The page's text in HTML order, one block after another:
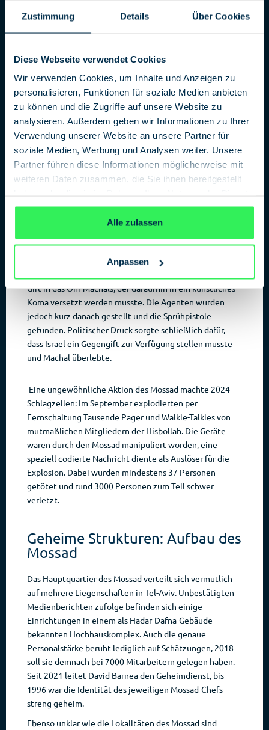
Zustimmung Details Über Cookies
Diese Webseite verwendet Cookies
Wir verwenden Cookies, um Inhalte und Anzeigen zu
personalisieren, Funktionen für soziale Medien anbieten
zu können und die Zugriffe auf unsere Website zu
analysieren. Außerdem geben wir Informationen zu Ihrer
Verwendung unserer Website an unsere Partner für
soziale Medien, Werbung und Analysen weiter. Unsere
Partner führen diese Informationen möglicherweise mit
weiteren Daten zusammen, die Sie ihnen bereitgestellt
gesammelt haben.Datenschutzerklärung
Alle zulassen
Anpassen
sowjetische P-12-Radarstation der ägyptischen
wiederholt die Vergeltungsschläge des Mossad. Sie
richteten sich nicht nur gegen die erwähnten NS-
Verbrecher, sondern zum Beispiel auch gegen die
Attentäter des Münchner Olympia-Attentats von 1972
auf die israelische Mannschaft und ranghohe
Palästineser-Führer. Immer wieder starben bei den
Vergeltungsaktionen des Mossad auch unbeteiligte
Personen. 1973 kam es zur Lillehammer-Affäre, weil
der Mossad eine Zielperson verwechselt und im
norwegischen Lillehammer einen Unschuldigen vor
Berühmtheit erlangte im September 1997 ein
Maschal, eine führende Persönlichkeit der
Terrororganisation Hamas. Dabei sprühten Mossad-
Gift in das Ohr Machals, der daraufhin in ein künstliches
Koma versetzt werden musste. Die Agenten wurden
jedoch kurz danach gestellt und die Sprühpistole
gefunden. Politischer Druck sorgte schließlich dafür,
dass Israel ein Gegengift zur Verfügung stellen musste
und Machal überlebte.
Eine ungewöhnliche Aktion des Mossad machte 2024
Schlagzeilen: Im September explodierten per
Fernschaltung Tausende Pager und Walkie-Talkies von
mutmaßlichen Mitgliedern der Hisbollah. Die Geräte
waren durch den Mossad manipuliert worden, eine
speziell codierte Nachricht diente als Auslöser für die
Explosion. Dabei wurden mindestens 37 Personen
getötet und rund 3000 Personen zum Teil schwer
verletzt.
Geheime Strukturen: Aufbau des
Mossad
Das Hauptquartier des Mossad verteilt sich vermutlich
auf mehrere Liegenschaften in Tel-Aviv. Unbestätigten
Medienberichten zufolge befinden sich einige
Einrichtungen in einem als Hadar-Dafna-Gebäude
bekannten Hochhauskomplex. Auch die genaue
Personalstärke beruht lediglich auf Schätzungen, 2018
soll sie demnach bei 7000 Mitarbeitern gelegen haben.
Seit 2021 leitet David Barnea den Geheimdienst, bis
1996 war die Identität des jeweiligen Mossad-Chefs
streng geheim.
Ebenso unklar wie die Lokalitäten des Mossad sind